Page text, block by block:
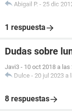
Abigail P. - 25 dic
1 respuesta
Dudas sobre
Javi3 - 10 oct 2018 a las
Dulce - 20 jul 2023 a
8 respuestas